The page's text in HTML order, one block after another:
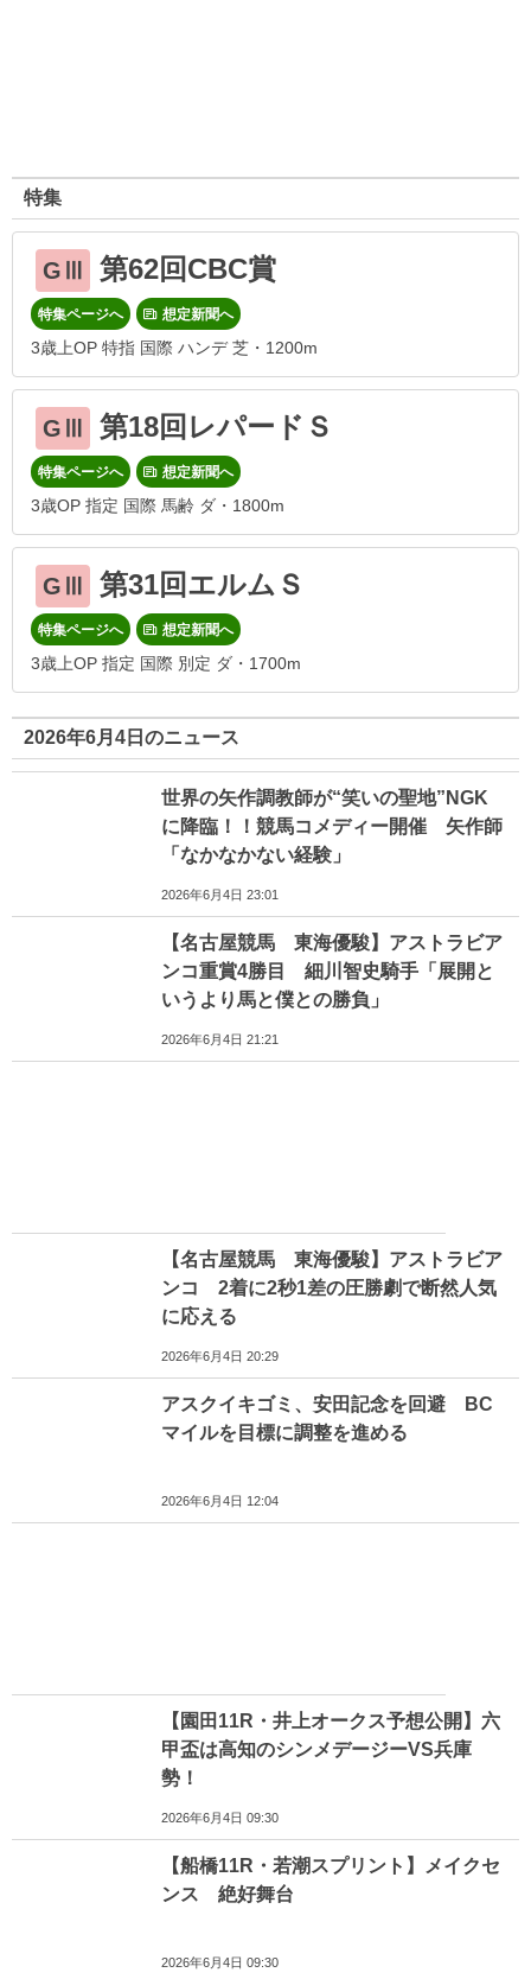
特集
GⅢ 第62回CBC賞
特集ページへ 想定新聞へ
3歳上OP 特指 国際 ハンデ 芝・1200m
GⅢ 第18回レパードＳ
特集ページへ 想定新聞へ
3歳OP 指定 国際 馬齢 ダ・1800m
GⅢ 第31回エルムＳ
特集ページへ 想定新聞へ
3歳上OP 指定 国際 別定 ダ・1700m
2026年6月4日のニュース
世界の矢作調教師が“笑いの聖地”NGK
に降臨！！競馬コメディー開催 矢作師
「なかなかない経験」
2026年6月4日 23:01
【名古屋競馬 東海優駿】アストラビア
ンコ重賞4勝目 細川智史騎手「展開と
いうより馬と僕との勝負」
2026年6月4日 21:21
【名古屋競馬 東海優駿】アストラビア
ンコ 2着に2秒1差の圧勝劇で断然人気
に応える
2026年6月4日 20:29
アスクイキゴミ、安田記念を回避 BC
マイルを目標に調整を進める
2026年6月4日 12:04
【園田11R・井上オークス予想公開】六
甲盃は高知のシンメデージーVS兵庫
勢！
2026年6月4日 09:30
【船橋11R・若潮スプリント】メイクセ
ンス 絶好舞台
2026年6月4日 09:30